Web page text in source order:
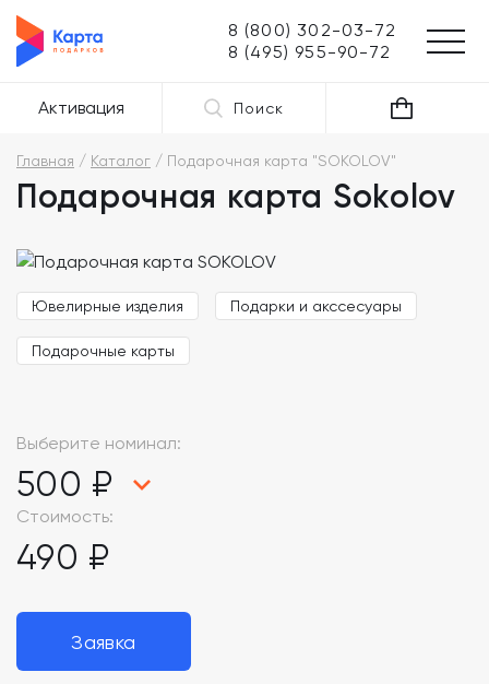
8 (800) 302-03-72
8 (495) 955-90-72
Активация Поиск
Главная Каталог Подарочная карта "SOKOLOV"
Подарочная карта Sokolov
Ювелирные изделия Подарки и акссесуары
Подарочные карты
Выберите номинал:
500 ₽
Стоимость:
490 ₽
Заявка